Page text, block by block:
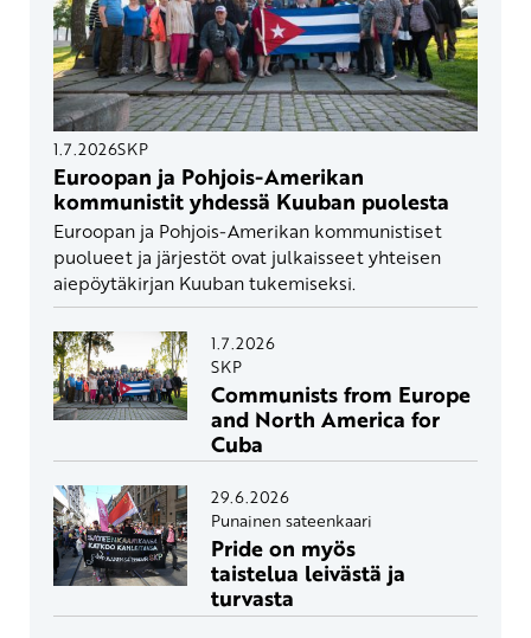
1.7.2026SKP
Euroopan ja Pohjois-Amerikan
kommunistit yhdessä Kuuban puolesta
Euroopan ja Pohjois-Amerikan kommunistiset
puolueet ja järjestöt ovat julkaisseet yhteisen
aiepöytäkirjan Kuuban tukemiseksi.
1.7.2026
SKP
Communists from Europe
and North America for
Cuba
29.6.2026
Punainen sateenkaari
Pride on myös
taistelua leivästä ja
turvasta